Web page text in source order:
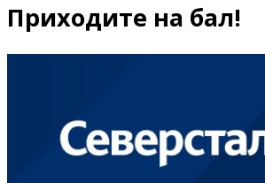
Приходите на бал!